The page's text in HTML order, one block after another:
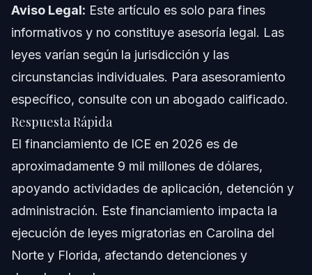
¿Quién financia ICE y cómo se determina el
presupuesto?
¿Cuál es la cantidad asignada en el proyecto de ley de
financiamiento de ICE 2026?
ICE ha dejado de aprobarse?
¿Cómo se compara el financiamiento de ICE en 2026
con años anteriores?
detenida?
¿Puedo demandar a ICE por detener a un ciudadano
¿Quién decide las prioridades de financiamiento de ICE
cada año?
¿Cómo impacta el financiamiento de ICE a los
Acerca de Vasquez Law Firm
Aviso Legal: Este artículo es solo para fines
informativos y no constituye asesoría legal. Las
leyes varían según la jurisdicción y las
circunstancias individuales. Para asesoramiento
específico, consulte con un abogado calificado.
Respuesta Rápida
El financiamiento de ICE en 2026 es de
aproximadamente 9 mil millones de dólares,
apoyando actividades de aplicación, detención y
administración. Este financiamiento impacta la
ejecución de leyes migratorias en Carolina del
Norte y Florida, afectando detenciones y